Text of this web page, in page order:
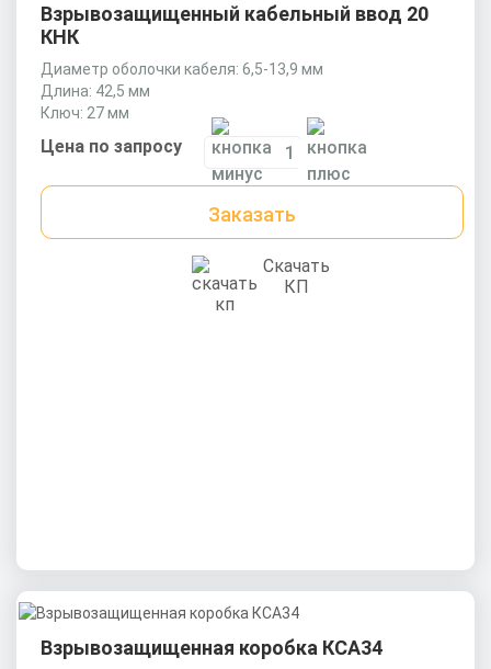
Взрывозащищенный кабельный ввод 20
КНК
Диаметр оболочки кабеля: 6,5-13,9 мм
Длина: 42,5 мм
Ключ: 27 мм
Цена по запросу
Заказать
Скачать
КП
Взрывозащищенная коробка КСА34